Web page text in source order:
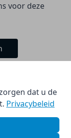
voor deze
dat u de
Privacybeleid